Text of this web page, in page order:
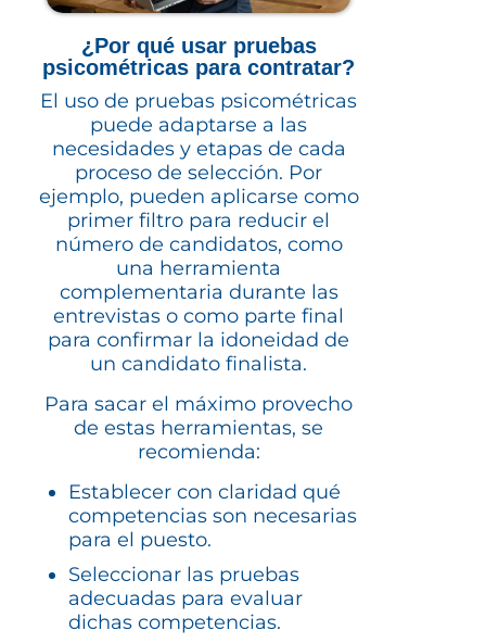
¿Por qué usar pruebas
psicométricas para contratar?
El uso de pruebas psicométricas
puede adaptarse a las
necesidades y etapas de cada
proceso de selección. Por
ejemplo, pueden aplicarse como
primer filtro para reducir el
número de candidatos, como
una herramienta
complementaria durante las
entrevistas o como parte final
para confirmar la idoneidad de
un candidato finalista.
Para sacar el máximo provecho
de estas herramientas, se
recomienda:
Establecer con claridad qué
competencias son necesarias
para el puesto.
Seleccionar las pruebas
adecuadas para evaluar
dichas competencias.